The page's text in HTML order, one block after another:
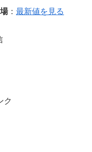
： 最新値を見る
ク